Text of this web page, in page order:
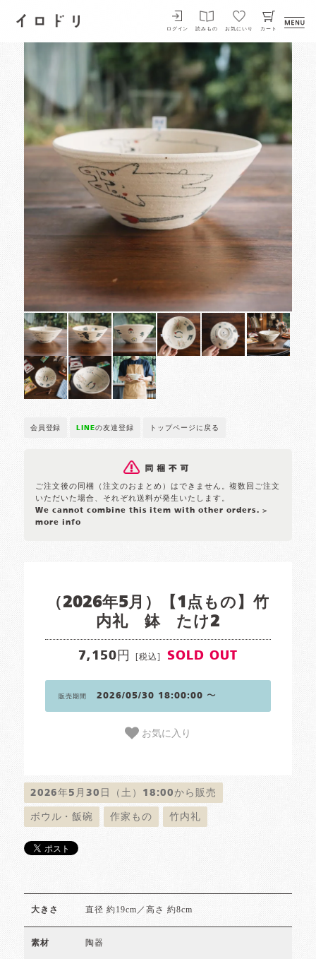
イロドリ
ログイン 読みもの お気にいり カート
会員登録 LINEの友達登録 トップページに戻る
ご注文後の同梱（注文のおまとめ）はできません。複数回ご注文
いただいた場合、それぞれ送料が発生いたします。
We cannot combine this item with other orders. >
more info
（2026年5月）【1点もの】竹
内礼 鉢 たけ2
7,150円 [税込] SOLD OUT
販売期間 2026/05/30 18:00:00 〜
お気に入り
2026年5月30日（土）18:00から販売
ボウル・飯碗 作家もの 竹内礼
大きさ 直径 約19cm／高さ 約8cm
素材 陶器